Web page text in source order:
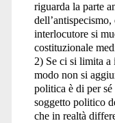
riguarda la parte
interlocutore si
costituzionale
2) Se ci si limita a
modo non si
politica è di per sé
soggetto politico
che in realtà